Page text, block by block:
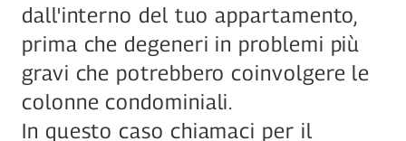
dall'interno del tuo appartamento,
prima che degeneri in problemi più
gravi che potrebbero coinvolgere le
colonne condominiali.